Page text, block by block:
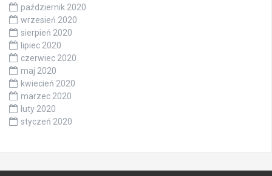
październik 2020
wrzesień 2020
sierpień 2020
lipiec 2020
czerwiec 2020
maj 2020
kwiecień 2020
marzec 2020
luty 2020
styczeń 2020